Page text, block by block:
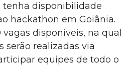
disponibilidade
hackathon em Goiânia.
disponíveis, na qual
serão realizadas via
equipes de todo o